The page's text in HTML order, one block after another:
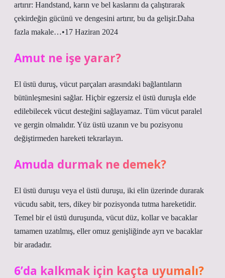
artırır: Handstand, karın ve bel kaslarını da çalıştırarak
çekirdeğin gücünü ve dengesini artırır, bu da gelişir.Daha
fazla makale…•17 Haziran 2024
Amut ne işe yarar?
El üstü duruş, vücut parçaları arasındaki bağlantıların
bütünleşmesini sağlar. Hiçbir egzersiz el üstü duruşla elde
edilebilecek vücut desteğini sağlayamaz. Tüm vücut paralel
ve gergin olmalıdır. Yüz üstü uzanın ve bu pozisyonu
değiştirmeden hareketi tekrarlayın.
Amuda durmak ne demek?
El üstü duruşu veya el üstü duruşu, iki elin üzerinde durarak
vücudu sabit, ters, dikey bir pozisyonda tutma hareketidir.
Temel bir el üstü duruşunda, vücut düz, kollar ve bacaklar
tamamen uzatılmış, eller omuz genişliğinde ayrı ve bacaklar
bir aradadır.
6’da kalkmak için kaçta uyumalı?